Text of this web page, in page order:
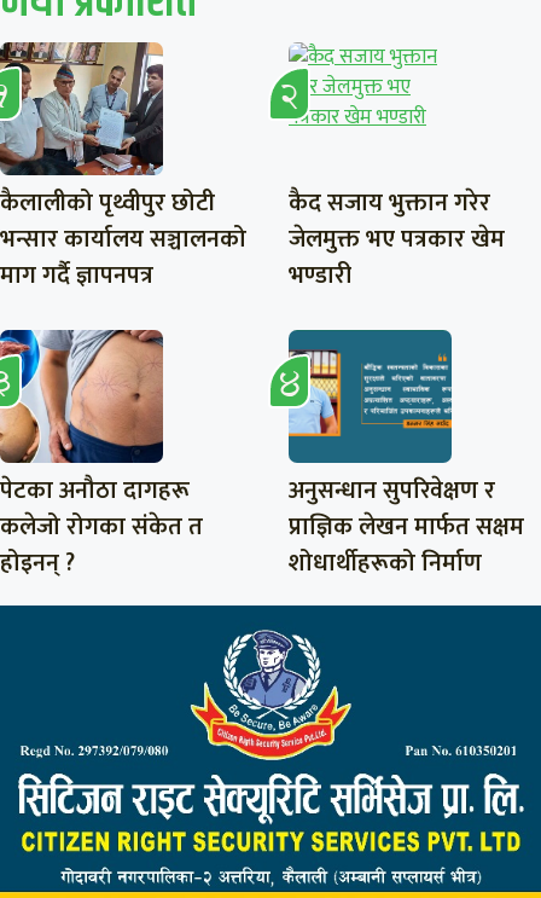
कैलालीको पृथ्वीपुर छोटी
भन्सार कार्यालय सञ्चालनको
माग गर्दै ज्ञापनपत्र
कैद सजाय भुक्तान गरेर
जेलमुक्त भए पत्रकार खेम
भण्डारी
पेटका अनौठा दागहरू
कलेजो रोगका संकेत त
होइनन् ?
अनुसन्धान सुपरिवेक्षण र
प्राज्ञिक लेखन मार्फत सक्षम
शोधार्थीहरूको निर्माण